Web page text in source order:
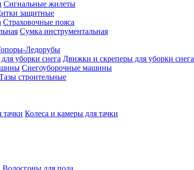
Сигнальные жилеты
защитные
Страховочные пояса
Сумка инструментальная
Ледорубы
Движки и скреперы для уборки снега
Снегоуборочные машины
строительные
Колеса и камеры для тачки
Водосгоны для пола